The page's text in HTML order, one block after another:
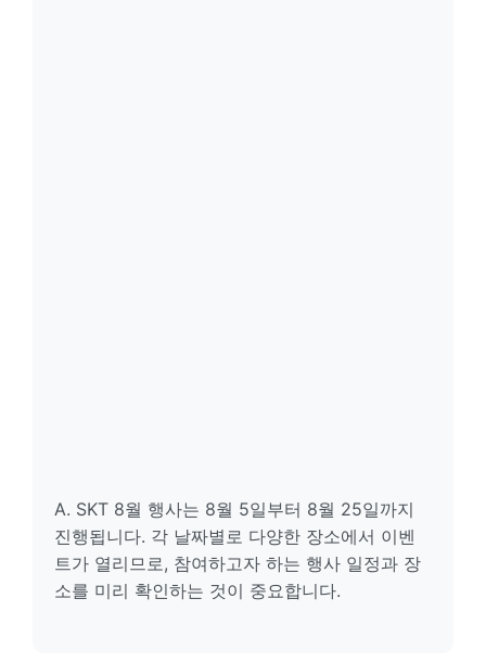
A. SKT 8월 행사는 8월 5일부터 8월 25일까지
진행됩니다. 각 날짜별로 다양한 장소에서 이벤
트가 열리므로, 참여하고자 하는 행사 일정과 장
소를 미리 확인하는 것이 중요합니다.